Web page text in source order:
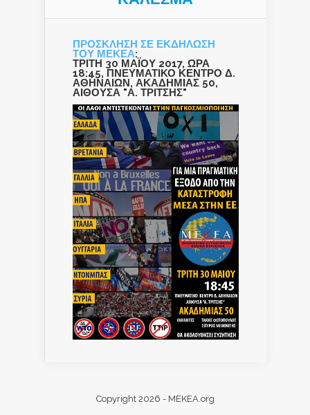
ΠΡΟΣΚΛΗΣΗ ΣΕ ΕΚΔΗΛΩΣΗ
ΤΟΥ ΜΕΚΕΑ:
ΤΡΙΤΗ 30 ΜΑΪΟΥ 2017, ΩΡΑ
18:45, ΠΝΕΥΜΑΤΙΚΟ ΚΕΝΤΡΟ Δ.
ΑΘΗΝΑΙΩΝ, ΑΚΑΔΗΜΙΑΣ 50,
ΑΙΘΟΥΣΑ "Α. ΤΡΙΤΣΗΣ"
Copyright 2026 - MEKEA.org